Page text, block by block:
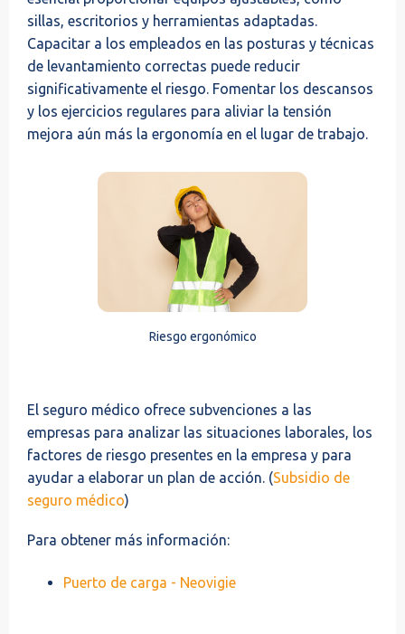
sillas, escritorios y herramientas adaptadas.
Capacitar a los empleados en las posturas y técnicas
de levantamiento correctas puede reducir
significativamente el riesgo. Fomentar los descansos
y los ejercicios regulares para aliviar la tensión
mejora aún más la ergonomía en el lugar de trabajo.
Riesgo ergonómico
El seguro médico ofrece subvenciones a las
empresas para analizar las situaciones laborales, los
factores de riesgo presentes en la empresa y para
ayudar a elaborar un plan de acción. (Subsidio de
seguro médico)
Para obtener más información:
Puerto de carga - Neovigie